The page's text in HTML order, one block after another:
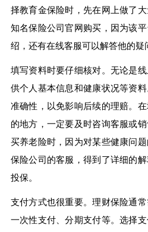
择教育金保险时，先在网上做了
知名保险公司官网购买，因为该
绍，还有在线客服可以解答他的疑
填写资料时要仔细核对。无论是
供个人基本信息和健康状况等资
准确性，以免影响后续的理赔。
的地方，一定要及时咨询客服或
买养老险时，因为对某些健康问
保险公司的客服，得到了详细的
投保。
支付方式也很重要。理财保险通
一次性支付、分期支付等。选择